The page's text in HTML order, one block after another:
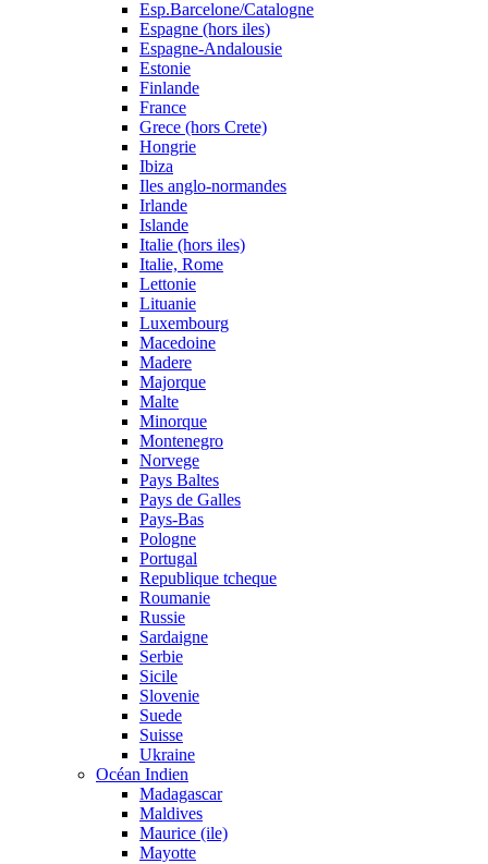
Esp.Barcelone/Catalogne
Espagne (hors iles)
Espagne-Andalousie
Estonie
Finlande
France
Grece (hors Crete)
Hongrie
Ibiza
Iles anglo-normandes
Irlande
Islande
Italie (hors iles)
Italie, Rome
Lettonie
Lituanie
Luxembourg
Macedoine
Madere
Majorque
Malte
Minorque
Montenegro
Norvege
Pays Baltes
Pays de Galles
Pays-Bas
Pologne
Portugal
Republique tcheque
Roumanie
Russie
Sardaigne
Serbie
Sicile
Slovenie
Suede
Suisse
Ukraine
Océan Indien
Madagascar
Maldives
Maurice (ile)
Mayotte